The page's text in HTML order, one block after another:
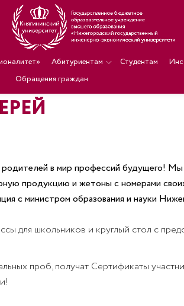
Абитуриентам Студентам
Обращения граждан
родителей в мир профессий будущего!
продукцию и жетоны с номерами
с министром образования и науки
для школьников и круглый стол с
проб, получат Сертификаты